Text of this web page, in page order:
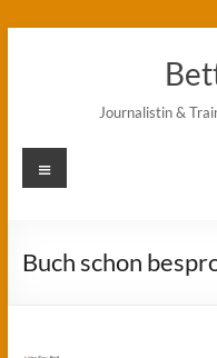
Journalistin &
Menü
Buch schon